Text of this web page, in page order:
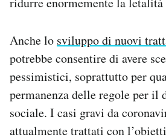
Anche lo sviluppo di nuovi
potrebbe consentire di avere
pessimistici, soprattutto per
permanenza delle regole per il
sociale. I casi gravi da
attualmente trattati con